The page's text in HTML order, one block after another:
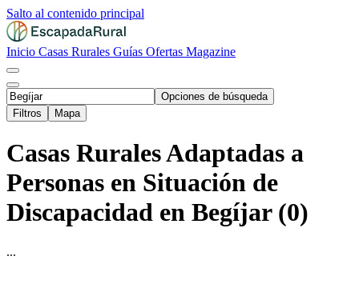
Salto al contenido principal
Inicio Casas Rurales Guías Ofertas Magazine
Opciones de búsqueda
Filtros
Mapa
Casas Rurales Adaptadas a
Personas en Situación de
Discapacidad en Begíjar (0)
...